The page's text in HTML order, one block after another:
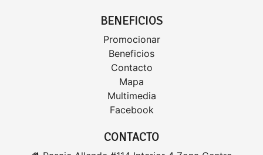
BENEFICIOS
Promocionar
Beneficios
Contacto
Mapa
Multimedia
Facebook
CONTACTO